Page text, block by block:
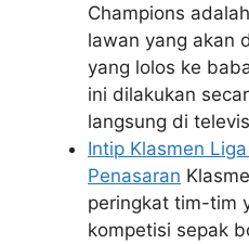
Champions
lawan yang akan
yang lolos ke
ini dilakukan
langsung di
Intip Klasmen
Penasaran
peringkat tim-tim
kompetisi sepak